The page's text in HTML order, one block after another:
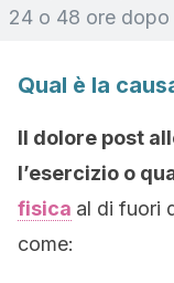
24 o 48 ore dopo
Qual è la
Il dolore post
l’esercizio o
fisica al di fuori
come: